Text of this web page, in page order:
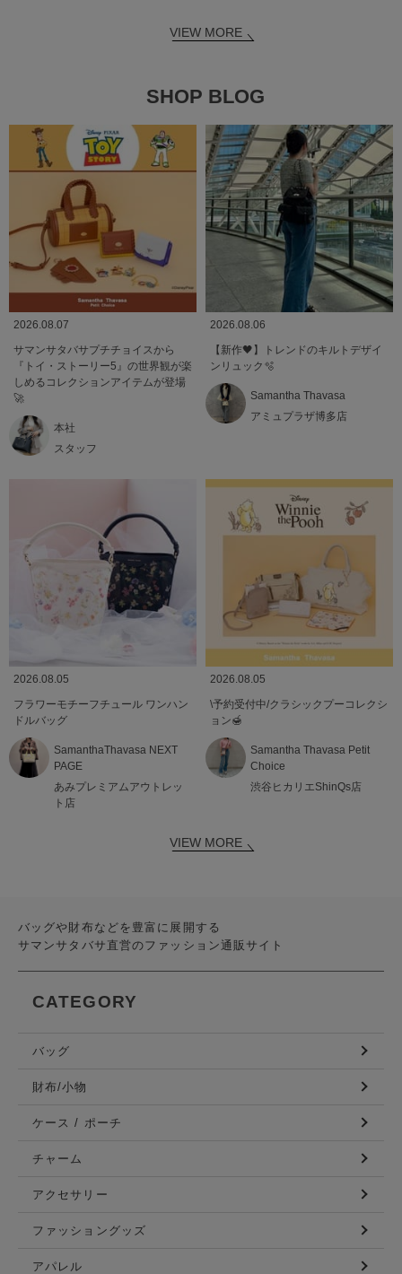
VIEW MORE
SHOP BLOG
2026.08.07
サマンサタバサプチチョイスから
『トイ・ストーリー5』の世界観が楽
しめるコレクションアイテムが登場
🚀
本社
スタッフ
2026.08.06
【新作🖤】トレンドのキルトデザイ
ンリュック🫧
Samantha Thavasa
アミュプラザ博多店
2026.08.05
フラワーモチーフチュール ワンハン
ドルバッグ
SamanthaThavasa NEXT
PAGE
あみプレミアムアウトレッ
ト店
2026.08.05
\予約受付中/クラシックプーコレクシ
ョン🍯
Samantha Thavasa Petit
Choice
渋谷ヒカリエShinQs店
VIEW MORE
バッグや財布などを豊富に展開する
サマンサタバサ直営のファッション通販サイト
CATEGORY
バッグ
財布/小物
ケース / ポーチ
チャーム
アクセサリー
ファッショングッズ
アパレル